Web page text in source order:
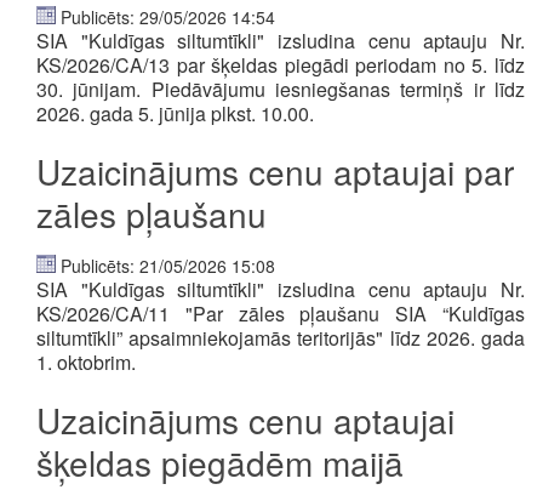
Publicēts: 29/05/2026 14:54
SIA "Kuldīgas siltumtīkli" izsludina cenu aptauju Nr.
KS/2026/CA/13 par šķeldas piegādi periodam no 5. līdz
30. jūnijam. Piedāvājumu iesniegšanas termiņš ir līdz
2026. gada 5. jūnija plkst. 10.00.
Uzaicinājums cenu aptaujai par
zāles pļaušanu
Publicēts: 21/05/2026 15:08
SIA "Kuldīgas siltumtīkli" izsludina cenu aptauju Nr.
KS/2026/CA/11 "Par zāles pļaušanu SIA “Kuldīgas
siltumtīkli” apsaimniekojamās teritorijās" līdz 2026. gada
1. oktobrim.
Uzaicinājums cenu aptaujai
šķeldas piegādēm maijā